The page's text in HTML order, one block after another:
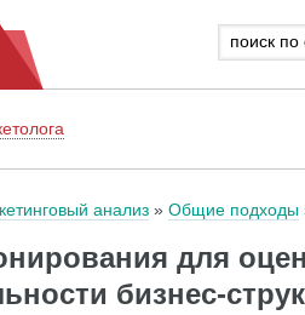
анализ Общие подходы
для
бизнес-